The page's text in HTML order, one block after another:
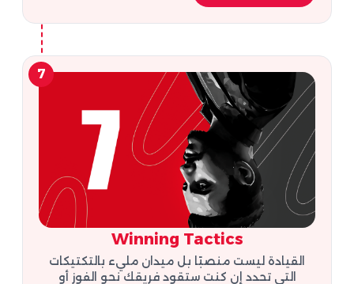
7
Winning Tactics
القيادة ليست منصبًا بل ميدان مليء بالتكتيكات
التي تحدد إن كنت ستقود فريقك نحو الفوز أو